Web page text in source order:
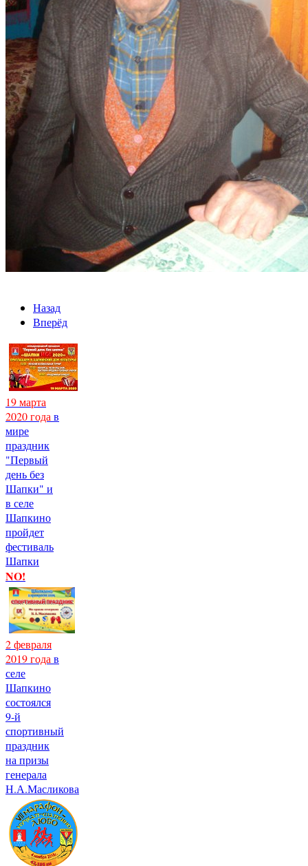
Назад
Вперёд
19 марта
2020 годав
мире
праздник
"Первый
день без
Шапки" и
в селе
Шапкино
пройдет
фестиваль
Шапки
NO!
2 февраля
2019 годав
селе
Шапкино
состоялся
9-й
спортивный
праздник
на призы
генерала
Н.А.Масликова